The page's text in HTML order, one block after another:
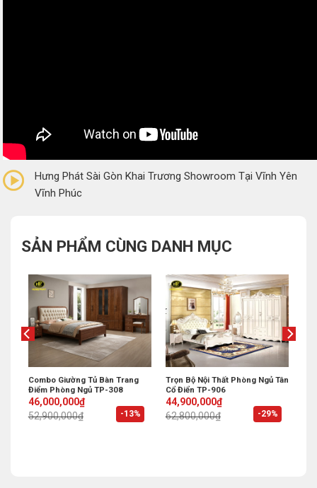
(0 Reviews)
Hưng Phát Sài Gòn Khai Trương Showroom Tại Vĩnh Yên
Vĩnh Phúc
SẢN PHẨM CÙNG DANH MỤC
-13%
Combo Giường Tủ Bàn Trang
Điểm Phòng Ngủ TP-308
52,900,000₫
Original
price
was:
46,000,000₫
Current
price
is:
-29%
Trọn Bộ Nội Thất Phòng Ngủ Tân
Cổ Điển TP-906
62,800,000₫
Original
price
was:
44,900,000₫
Current
price
is: